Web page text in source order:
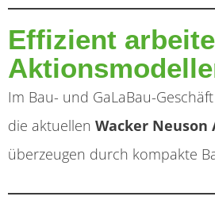
Effizient
Im Bau- und GaLaBau-
die aktuellen Wacker Neuson
überzeugen durch kompakte